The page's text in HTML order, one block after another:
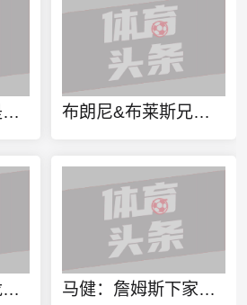
媒体人：胡金秋是否会离队还不确定 广厦收到一些报价 且金额不低 布朗尼&布莱斯兄弟定制同款金项链 灵感来源于兄弟之情
解说：洛瑞以猛龙球员身份进行退役也算是功成身退、落叶归根了 马健：詹姆斯下家不只考虑篮球层面 要能争冠&薪资合适&跟老板熟